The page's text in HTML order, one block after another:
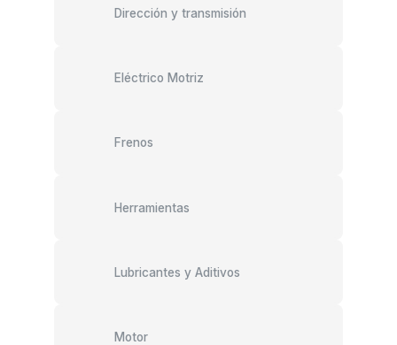
Dirección y transmisión
Eléctrico Motriz
Frenos
Herramientas
Lubricantes y Aditivos
Motor